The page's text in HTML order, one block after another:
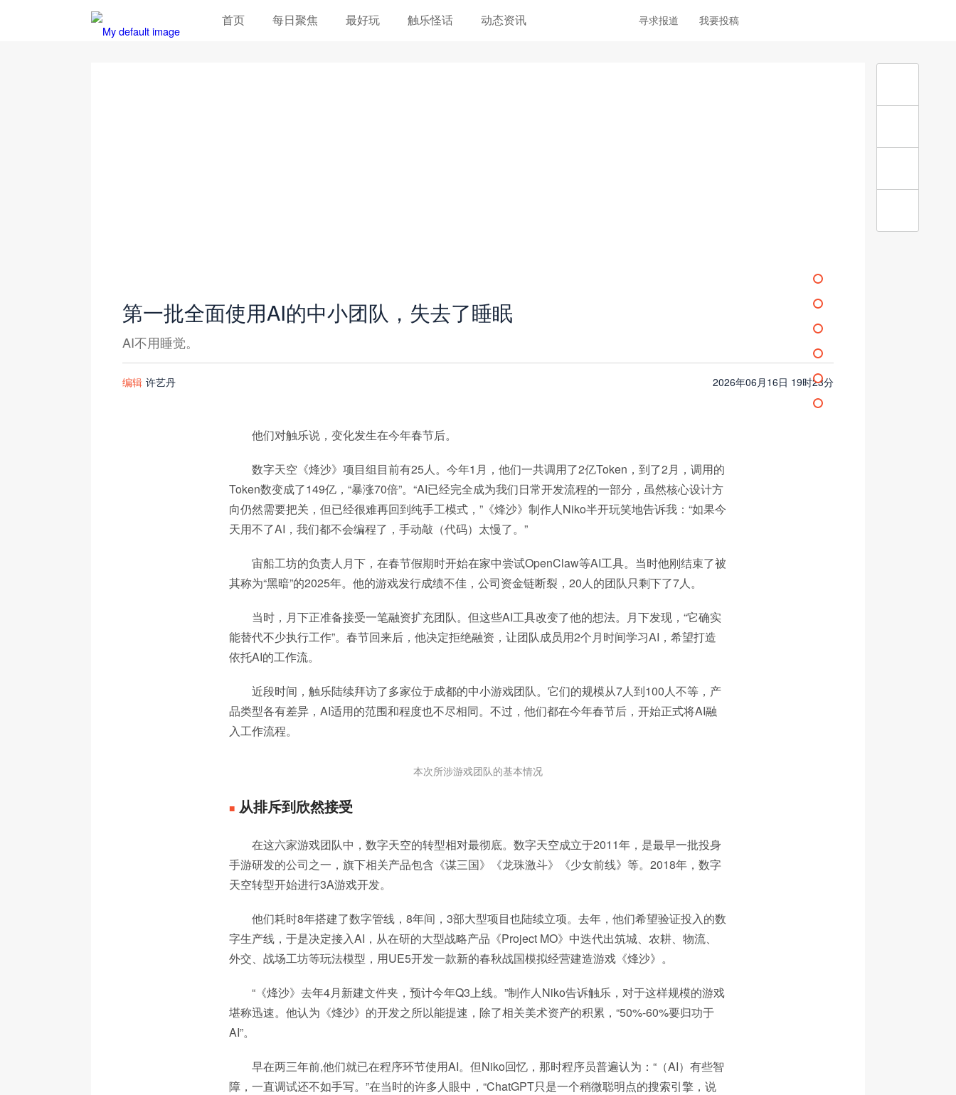
首页 每日聚焦 最好玩 触乐怪话 动态资讯 寻求报道 我要投稿
第一批全面使用AI的中小团队，失去了睡眠
AI不用睡觉。
编辑 许艺丹 2026年06月16日 19时23分
他们对触乐说，变化发生在今年春节后。
数字天空《烽沙》项目组目前有25人。今年1月，他们一共调用了2亿Token，到了2月，调用的
Token数变成了149亿，“暴涨70倍”。“AI已经完全成为我们日常开发流程的一部分，虽然核心设计方
向仍然需要把关，但已经很难再回到纯手工模式，”《烽沙》制作人Niko半开玩笑地告诉我：“如果今
天用不了AI，我们都不会编程了，手动敲（代码）太慢了。”
宙船工坊的负责人月下，在春节假期时开始在家中尝试OpenClaw等AI工具。当时他刚结束了被
其称为“黑暗”的2025年。他的游戏发行成绩不佳，公司资金链断裂，20人的团队只剩下了7人。
当时，月下正准备接受一笔融资扩充团队。但这些AI工具改变了他的想法。月下发现，“它确实
能替代不少执行工作”。春节回来后，他决定拒绝融资，让团队成员用2个月时间学习AI，希望打造
依托AI的工作流。
近段时间，触乐陆续拜访了多家位于成都的中小游戏团队。它们的规模从7人到100人不等，产
品类型各有差异，AI适用的范围和程度也不尽相同。不过，他们都在今年春节后，开始正式将AI融
入工作流程。
本次所涉游戏团队的基本情况
■ 从排斥到欣然接受
在这六家游戏团队中，数字天空的转型相对最彻底。数字天空成立于2011年，是最早一批投身
手游研发的公司之一，旗下相关产品包含《谋三国》《龙珠激斗》《少女前线》等。2018年，数字
天空转型开始进行3A游戏开发。
他们耗时8年搭建了数字管线，8年间，3部大型项目也陆续立项。去年，他们希望验证投入的数
字生产线，于是决定接入AI，从在研的大型战略产品《Project MO》中迭代出筑城、农耕、物流、
外交、战场工坊等玩法模型，用UE5开发一款新的春秋战国模拟经营建造游戏《烽沙》。
“《烽沙》去年4月新建文件夹，预计今年Q3上线。”制作人Niko告诉触乐，对于这样规模的游戏
堪称迅速。他认为《烽沙》的开发之所以能提速，除了相关美术资产的积累，“50%-60%要归功于
AI”。
早在两三年前,他们就已在程序环节使用AI。但Niko回忆，那时程序员普遍认为：“（AI）有些智
障，一直调试还不如手写。”在当时的许多人眼中，“ChatGPT只是一个稍微聪明点的搜索引擎，说